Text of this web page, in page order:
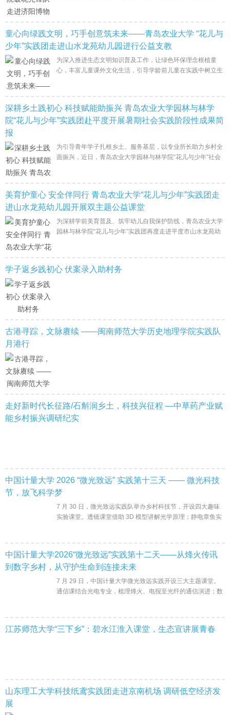
童心向绿践文明，巧手创意筑未来——青岛农业大学 “花儿与
少年”实践团走进山水龙苑幼儿园进行公益支教
为深入推进生态文明知识普及工作，让绿色环保理念根植童
心，丰富儿童课外文化生活，引导学龄前儿童在实践中树立生
深耕乡土践初心 科技赋能助振兴 青岛农业大学园林与林学
院“花儿与少年”实践团赴平度开展暑期社会实践阶段性成果简
报
为引导青年学子扎根乡土、服务基层，以专业所长助力乡村全
面振兴，近日，青岛农业大学园林与林学院“花儿与少年”社会
美育护童心 安全伴同行 青岛农业大学“花儿与少年”实践团走
进山水龙苑幼儿园开展双主题公益课堂
为深耕学前美育普及、筑牢幼儿自我保护防线，青岛农业大学
园林与林学院“花儿与少年”实践团再度走进平度市山水龙苑幼
学子返乡践初心 伏案录入助村务
古港寻踪，文脉赓续 ——闽南师范大学历史地理学院实践队
月港行
走好新时代长征路/石斛润乡土，科技兴征程 —中草药产业赋
能乡村振兴调研纪实
中国计量大学 2026 “微光致远” 实践第十三天 —— 微光科技
节，放飞科学梦
7 月 30 日，微光致远实践队举办乡村科技节，开设四大趣味
实验课堂。透镜课堂借助 3D 模型讲解光学原理；静电章鱼实
中国计量大学2026“微光致远”实践第十二天——从烽火传讯
到数字乡村，从守护生命到连接未来
7 月 29 日，中国计量大学微光致远实践开设三大主题课堂。
通信课结合光电专业，梳理烽火、电报至光纤的通信演进；数
江苏师范大学“三下乡”：碧水江淮入课堂，生态宣讲展青春
山东理工大学科技纸鸢实践团走进京南机场 调研低空经济发
展